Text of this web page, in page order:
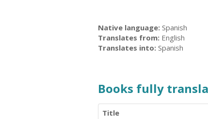
Native language: Spanish
Translates from: English
Translates into: Spanish
Books fully
Title